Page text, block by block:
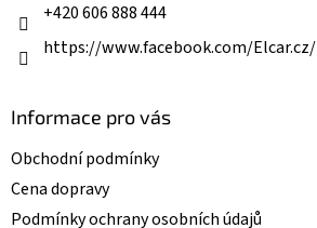
v
+420 606 888 444
https://www.facebook.com/Elcar.cz/
Informace pro vás
Obchodní podmínky
Cena dopravy
Podmínky ochrany osobních údajů